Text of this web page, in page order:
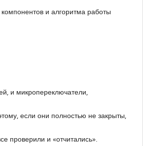
и алгоритма работы
и микропереключатели,
если они полностью не закрыты,
проверили и «отчитались».